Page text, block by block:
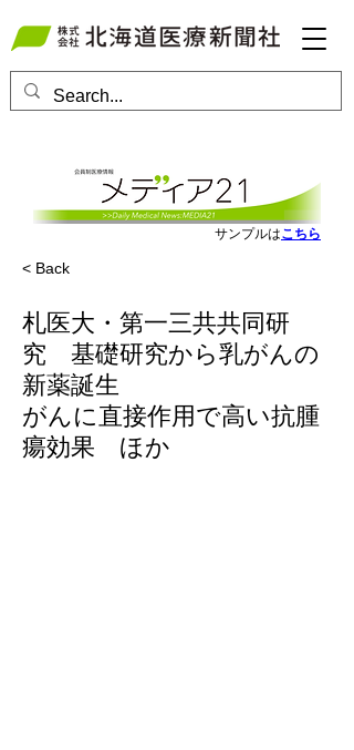
サンプルはこちら
< Back
札医大・第一三共共同研
究 基礎研究から乳がんの
新薬誕生
がんに直接作用で高い抗腫
瘍効果 ほか